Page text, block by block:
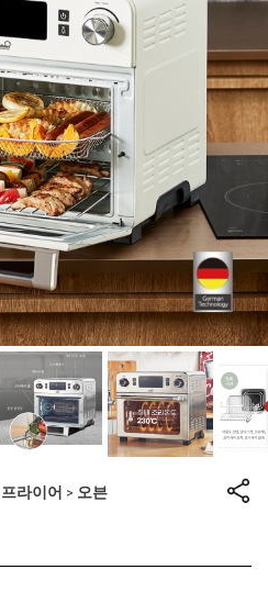
라이어 > 오븐